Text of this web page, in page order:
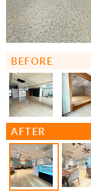
BEFORE
AFTER